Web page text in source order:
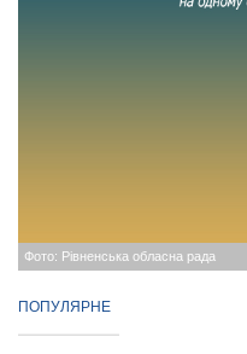
Фото: Рівненська обласна рада
ПОПУЛЯРНЕ